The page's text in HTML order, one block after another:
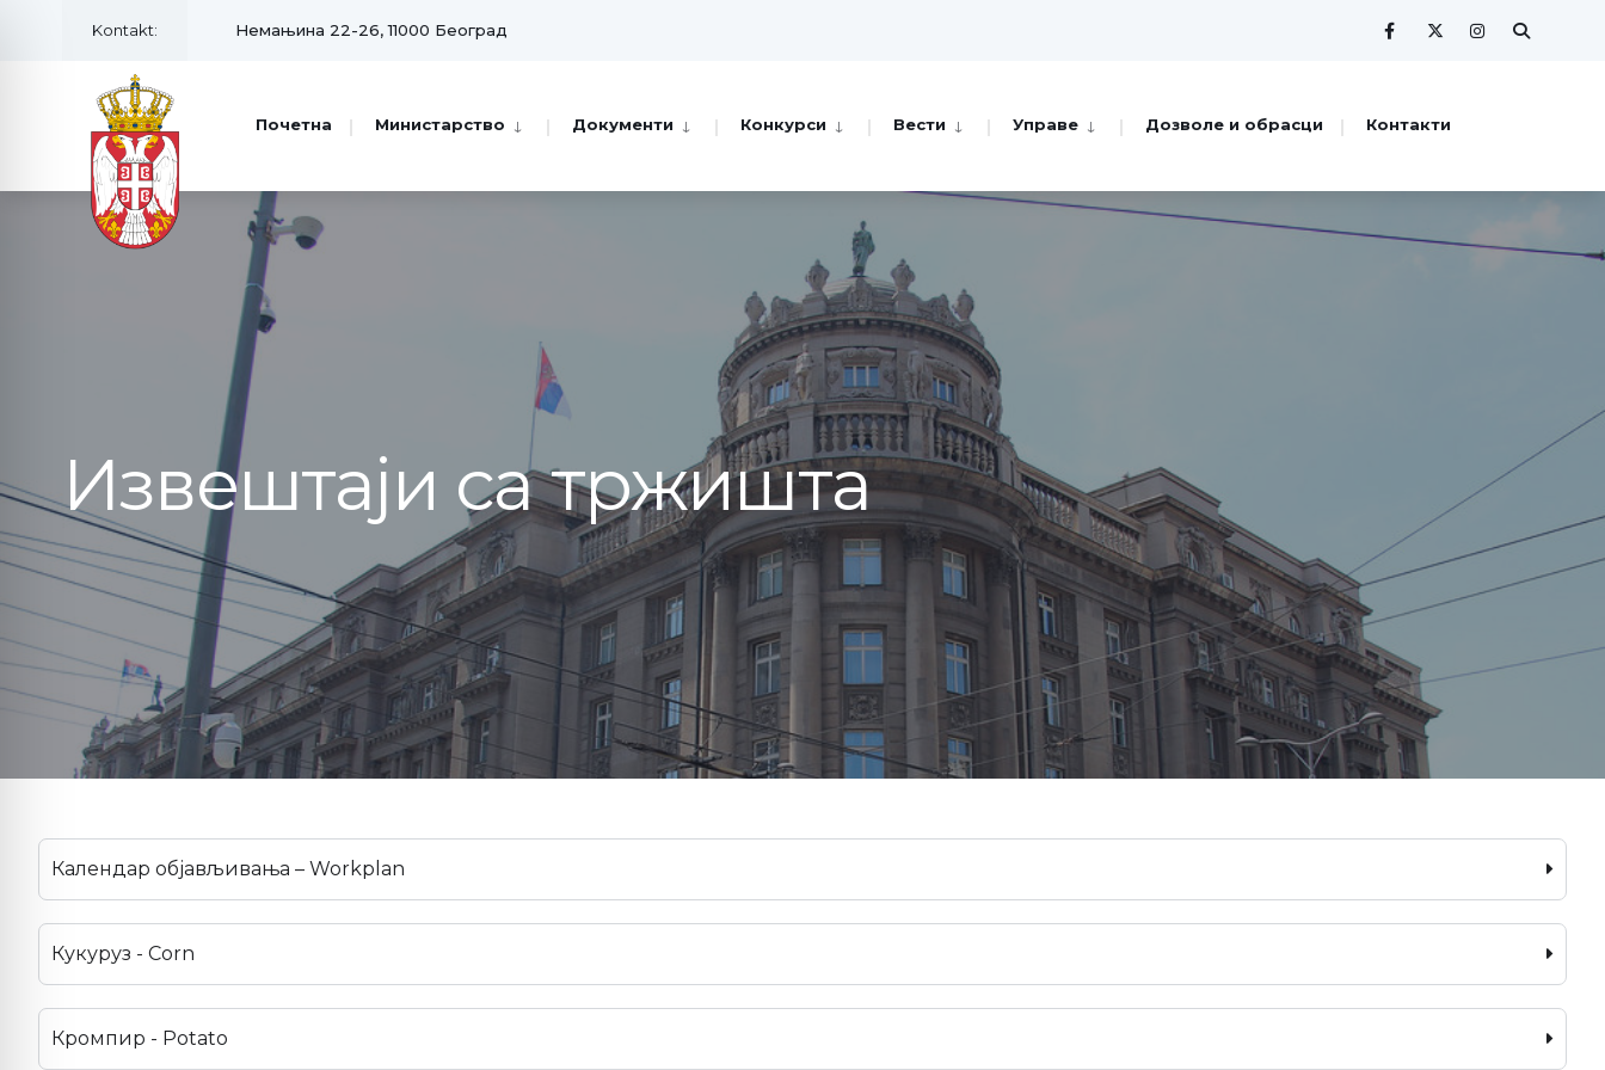
Kontakt: Немањина 22-26, 11000 Београд
Почетна Министарство Документи Конкурси Вести Управе Дозволе и обрасци Контакти
Извештаји са тржишта
Календар објављивања – Workplan
Кукуруз - Corn
Кромпир - Potato